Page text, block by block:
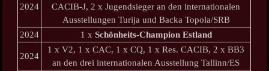
2024
CACIB-J, 2 x Jugendsieger an den internationalen
Ausstellungen Turija und Backa Topola/SRB
2024
1 x Schönheits-Champion Estland
2024
1 x V2, 1 x CAC, 1 x CQ, 1 x Res. CACIB, 2 x BB3
an den drei internationalen Ausstellung Tallinn/ES